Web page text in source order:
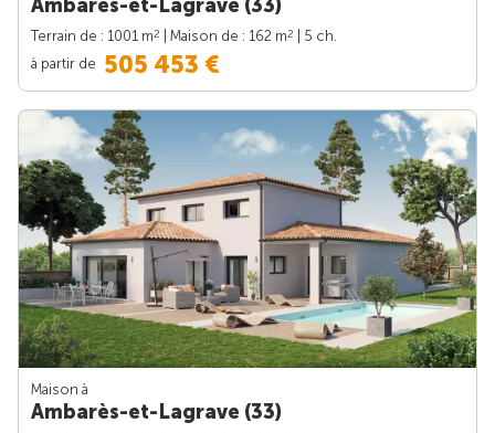
Ambarès-et-Lagrave (33)
Terrain de : 1001 m2 | Maison de : 162 m2
| 5 ch.
à partir de 505 453 €
Maison à
Ambarès-et-Lagrave (33)